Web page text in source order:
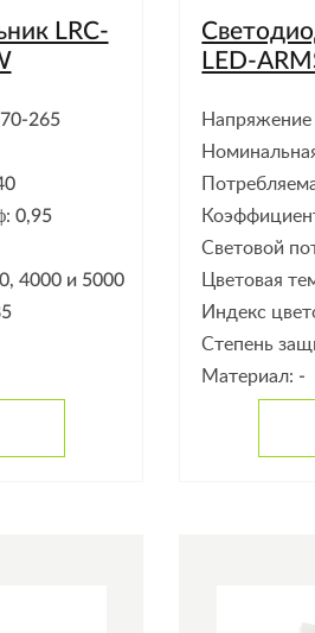
LRC-
265
0,95
4000 и 5000
LED-
Световой
Цветовая
Индекс
Степень
Материал: -